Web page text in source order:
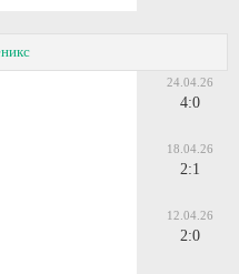
24.04.26
4:0
18.04.26
2:1
12.04.26
2:0